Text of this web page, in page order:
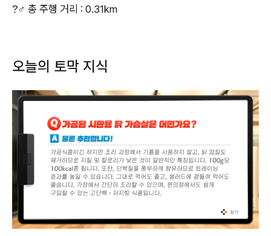
?‍♂‍ 총 주행 거리 : 0.31km
오늘의 토막 지식